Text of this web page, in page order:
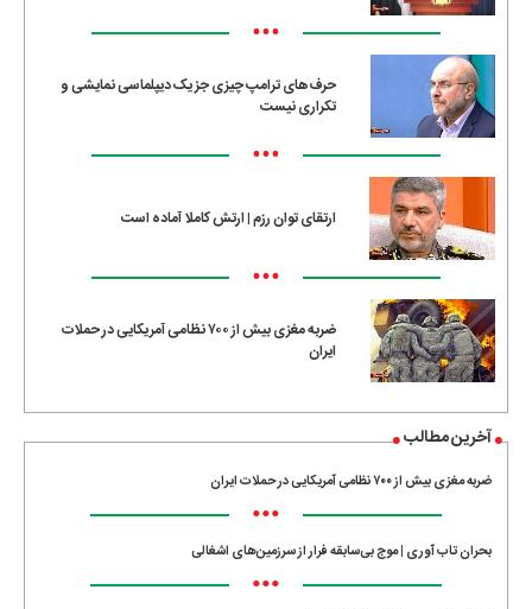
•••
حرف‌های ترامپ چیزی جز یک دیپلماسی نمایشی و
تکراری نیست
•••
ارتقای توان رزم | ارتش کاملا آماده است
•••
ضربه مغزی بیش از ۷۰۰ نظامی آمریکایی در حملات
ایران
آخرین مطالب
ضربه مغزی بیش از ۷۰۰ نظامی آمریکایی در حملات ایران
•••
بحران تاب آوری | موج بی‌سابقه فرار از سرزمین‌های اشغالی
•••